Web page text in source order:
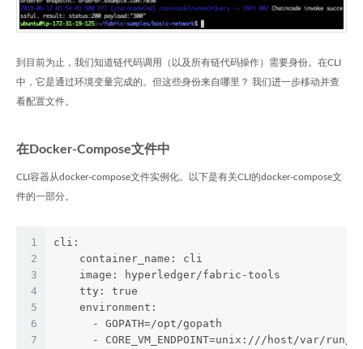
到目前为止，我们知道链代码调用（以及所有链代码操作）需要身份。在CLI
中，它是通过环境变量完成的。但这些身份来自哪里？ 我们进一步移动并查
看配置文件。
在Docker-Compose文件中
CLI容器从docker-compose文件实例化。以下是有关CLI的docker-compose文
件的一部分。
1
2
3
4
5
6
7
cli:
    container_name: cli
    image: hyperledger/fabric-tools
    tty: true
    environment:
      - GOPATH=/opt/gopath
- CORE_VM_ENDPOINT=unix:///host/var/run/